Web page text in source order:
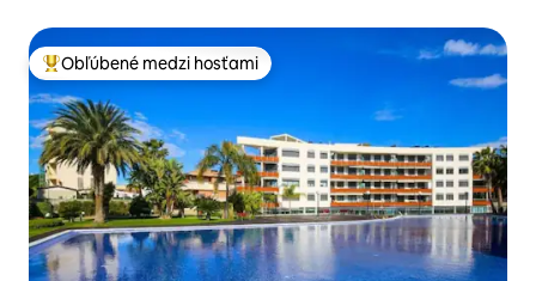
Najobľúbenejšie medzi hosťami
Obľúbené medzi hosťami